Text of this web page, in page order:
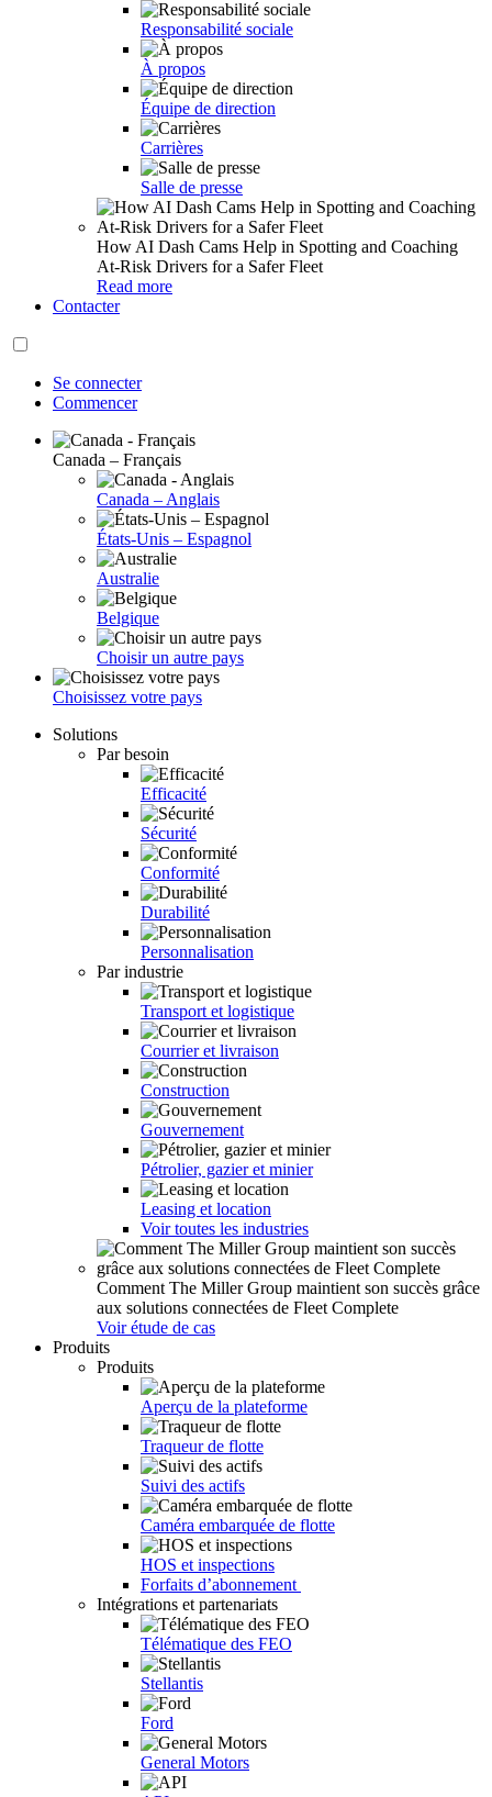
Responsabilité sociale
À propos
Équipe de direction
Carrières
Salle de presse
How AI Dash Cams Help in Spotting and Coaching
At-Risk Drivers for a Safer Fleet
Read more
Contacter
Se connecter
Commencer
Canada – Français
Canada – Anglais
États-Unis – Espagnol
Australie
Belgique
Choisir un autre pays
Choisissez votre pays
Solutions
Par besoin
Efficacité
Sécurité
Conformité
Durabilité
Personnalisation
Par industrie
Transport et logistique
Courrier et livraison
Construction
Gouvernement
Pétrolier, gazier et minier
Leasing et location
Voir toutes les industries
Comment The Miller Group maintient son succès grâce
aux solutions connectées de Fleet Complete
Voir étude de cas
Produits
Produits
Aperçu de la plateforme
Traqueur de flotte
Suivi des actifs
Caméra embarquée de flotte
HOS et inspections
Forfaits d’abonnement
Intégrations et partenariats
Télématique des FEO
Stellantis
Ford
General Motors